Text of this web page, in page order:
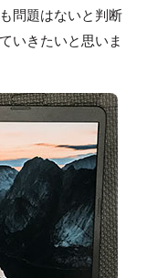
問題はないと判断
いきたいと思いま